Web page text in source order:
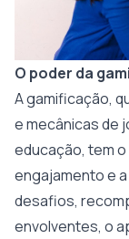
O poder da
A gamificação,
e mecânicas de
educação, tem
engajamento e
desafios,
envolventes, o